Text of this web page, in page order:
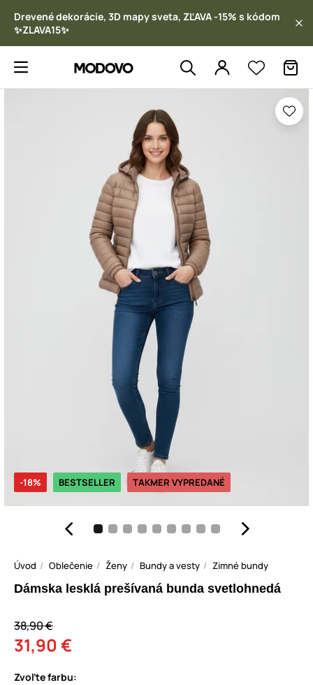
Drevené dekorácie, 3D mapy sveta, ZĽAVA -15% s kódom
✨ZLAVA15✨
-18% BESTSELLER TAKMER VYPREDANÉ
Úvod Oblečenie Ženy Bundy a vesty Zimné bundy
Dámska lesklá prešívaná bunda svetlohnedá
38,90 €
31,90 €
Zvoľte farbu: